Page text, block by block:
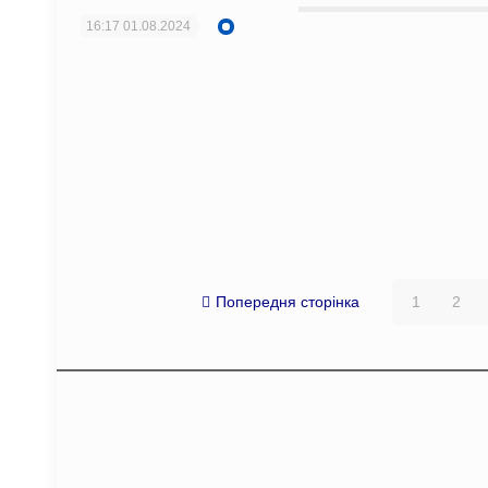
16:1701.08.2024
Попередня сторінка 1 2